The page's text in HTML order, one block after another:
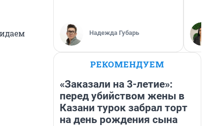
Надежда Губарь
РЕКОМЕНДУЕМ
«Заказали на 3-летие»:
перед убийством жены в
Казани турок забрал торт
на день рождения сына